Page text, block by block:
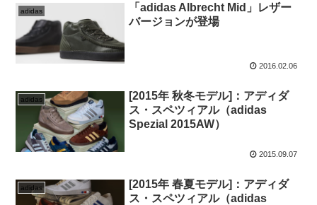
adidas
「adidas Albrecht Mid」レザー
バージョンが登場
2016.02.06
adidas
[2015年 秋冬モデル]：アディダ
ス・スペツィアル（adidas
Spezial 2015AW）
2015.09.07
adidas
[2015年 春夏モデル]：アディダ
ス・スペツィアル（adidas